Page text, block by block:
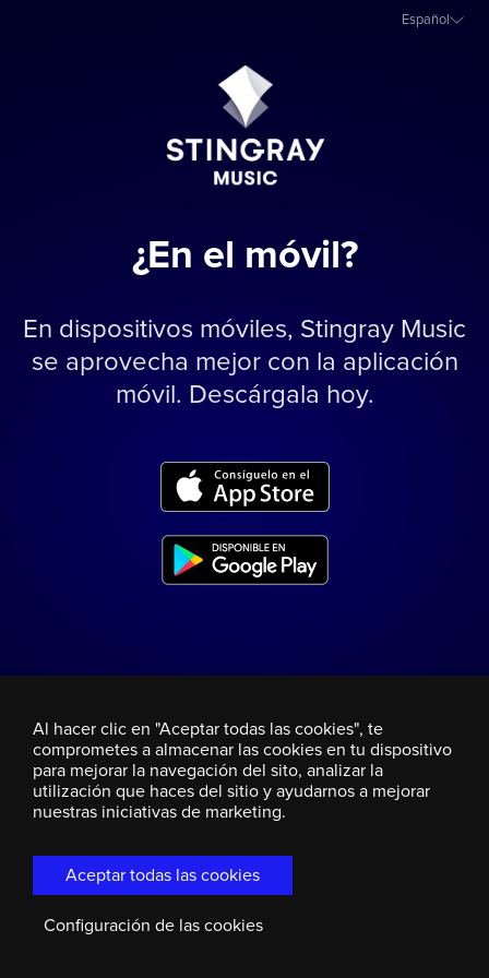
Español
¿En el móvil?
En dispositivos móviles, Stingray Music
se aprovecha mejor con la aplicación
móvil. Descárgala hoy.
Al hacer clic en "Aceptar todas las cookies", te
comprometes a almacenar las cookies en tu dispositivo
para mejorar la navegación del sito, analizar la
utilización que haces del sitio y ayudarnos a mejorar
nuestras iniciativas de marketing.
Aceptar todas las cookies
Configuración de las cookies